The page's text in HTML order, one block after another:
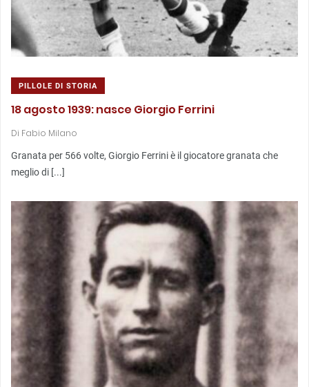
PILLOLE DI STORIA
18 agosto 1939: nasce Giorgio Ferrini
Di Fabio Milano
Granata per 566 volte, Giorgio Ferrini è il giocatore granata che
meglio di [...]